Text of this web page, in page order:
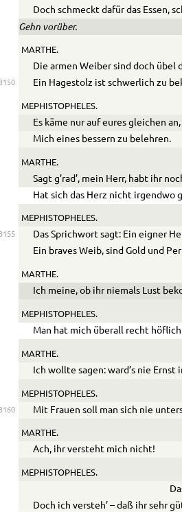
Doch schmeckt dafür das Essen,
Gehn vorüber.
MARTHE.
Die armen Weiber sind doch übel
3150 Ein Hagestolz ist schwerlich zu
MEPHISTOPHELES.
Es käme nur auf eures gleichen an,
Mich eines bessern zu belehren.
MARTHE.
Sagt g’rad’, mein Herr, habt ihr
Hat sich das Herz nicht irgendwo
MEPHISTOPHELES.
3155
Das Sprichwort sagt: Ein eigner
Ein braves Weib, sind Gold und
MARTHE.
Ich meine, ob ihr niemals Lust
MEPHISTOPHELES.
Man hat mich überall recht
MARTHE.
Ich wollte sagen: ward’s nie Ernst
MEPHISTOPHELES.
3160 Mit Frauen soll man sich nie
MARTHE.
Ach, ihr versteht mich nicht!
MEPHISTOPHELES.
Doch ich versteh’ – daß ihr sehr